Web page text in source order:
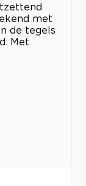
met
de tegels
Met